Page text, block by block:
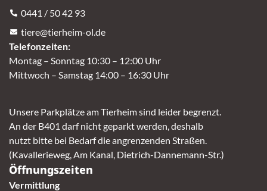
0441 / 50 42 93
tiere@tierheim-ol.de
Telefonzeiten:
Montag – Sonntag 10:30 – 12:00 Uhr
Mittwoch – Samstag 14:00 – 16:30 Uhr
Unsere Parkplätze am Tierheim sind leider begrenzt.
An der B401 darf nicht geparkt werden, deshalb
nutzt bitte bei Bedarf die angrenzenden Straßen.
(Kavallerieweg, Am Kanal, Dietrich-Dannemann-Str.)
Öffnungszeiten
Vermittlung